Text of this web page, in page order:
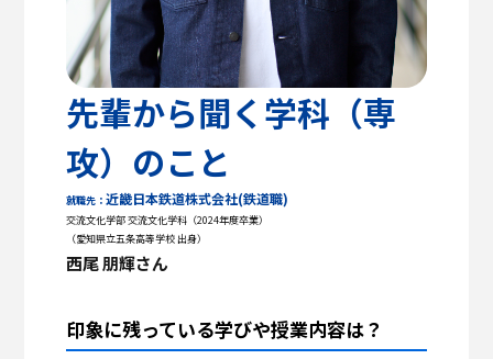
先輩から聞く学科（専
攻）のこと
就職先： 近畿日本鉄道株式会社(鉄道職)
交流文化学部 交流文化学科（2024年度卒業）
（愛知県立五条高等学校 出身）
西尾 朋輝さん
印象に残っている学びや授業内容は？